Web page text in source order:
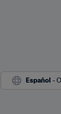
Español -